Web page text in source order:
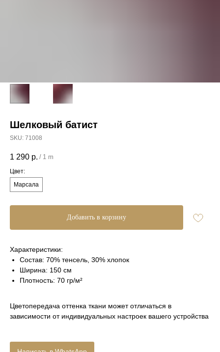
Шелковый батист
SKU: 71008
1 290 р. / 1 m
Цвет:
Марсала
Добавить в корзину
Характеристики:
Состав: 70% тенсель, 30% хлопок
Ширина: 150 см
Плотность: 70 гр/м²
Цветопередача оттенка ткани может отличаться в
зависимости от индивидуальных настроек вашего устройства